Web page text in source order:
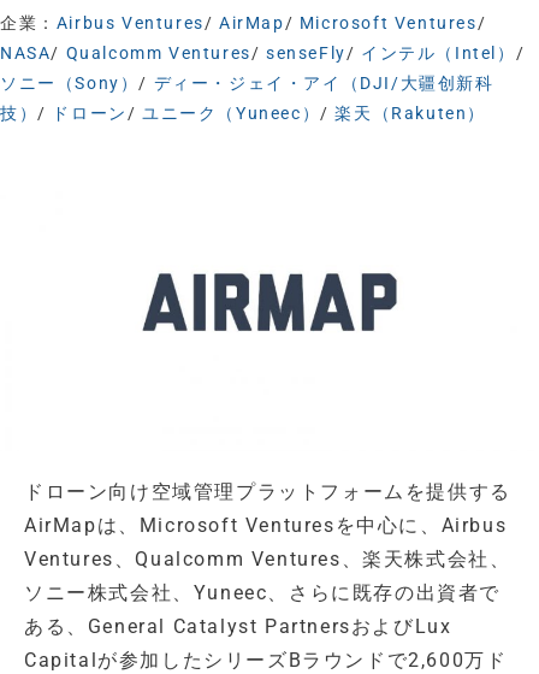
企業： Airbus Ventures/AirMap/ Microsoft Ventures/
NASA/ Qualcomm Ventures/senseFly/ インテル（Intel） /
ソニー（Sony）/ ディー・ジェイ・アイ（DJI/大疆创新科
技）/ ドローン/ユニーク（Yuneec）/楽天（Rakuten）
ドローン向け空域管理プラットフォームを提供する
AirMapは、Microsoft Venturesを中心に、Airbus
Ventures、Qualcomm Ventures、楽天株式会社、
ソニー株式会社、Yuneec、さらに既存の出資者で
ある、General Catalyst PartnersおよびLux
Capitalが参加したシリーズBラウンドで2,600万ド